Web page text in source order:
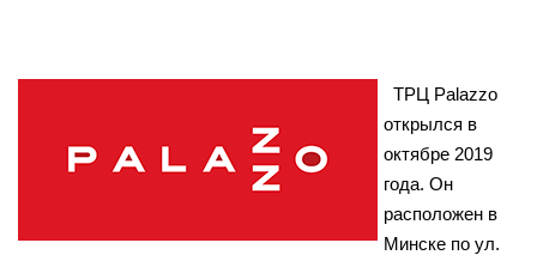
ТРЦ Palazzo
открылся в
октябре 2019
года. Он
расположен в
Минске по ул.